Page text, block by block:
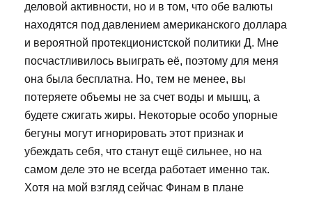
деловой активности, но и в том, что обе валюты
находятся под давлением американского доллара
и вероятной протекционистской политики Д. Мне
посчастливилось выиграть её, поэтому для меня
она была бесплатна. Но, тем не менее, вы
потеряете объемы не за счет воды и мышц, а
будете сжигать жиры. Некоторые особо упорные
бегуны могут игнорировать этот признак и
убеждать себя, что станут ещё сильнее, но на
самом деле это не всегда работает именно так.
Хотя на мой взгляд сейчас Финам в плане